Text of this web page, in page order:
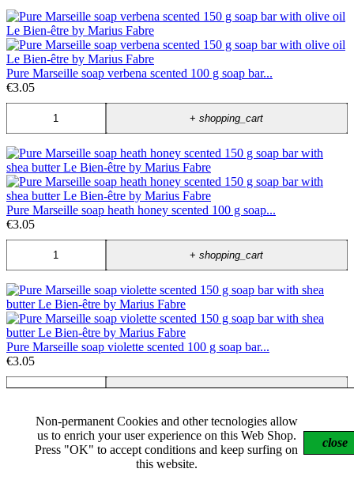
Non-permanent Cookies and other tecnologies allow
us to enrich your user experience on this Web Shop.
Press "OK" to accept conditions and keep surfing on
this website.
close
Pure Marseille soap verbena scented 100 g soap bar...
€3.05
+shopping_cart
Pure Marseille soap heath honey scented 100 g soap...
€3.05
+shopping_cart
Pure Marseille soap violette scented 100 g soap bar...
€3.05
+shopping_cart